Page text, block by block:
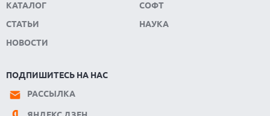
КАТАЛОГ
СТАТЬИ
НОВОСТИ
СОФТ
НАУКА
ПОДПИШИТЕСЬ НА НАС
РАССЫЛКА